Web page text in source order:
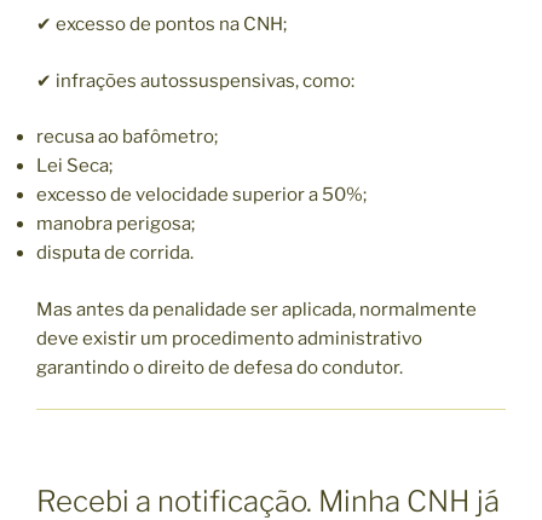
✔ excesso de pontos na CNH;
✔ infrações autossuspensivas, como:
recusa ao bafômetro;
Lei Seca;
excesso de velocidade superior a 50%;
manobra perigosa;
disputa de corrida.
Mas antes da penalidade ser aplicada, normalmente
deve existir um procedimento administrativo
garantindo o direito de defesa do condutor.
Recebi a notificação. Minha CNH já